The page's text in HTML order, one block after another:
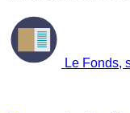
Le Fonds,